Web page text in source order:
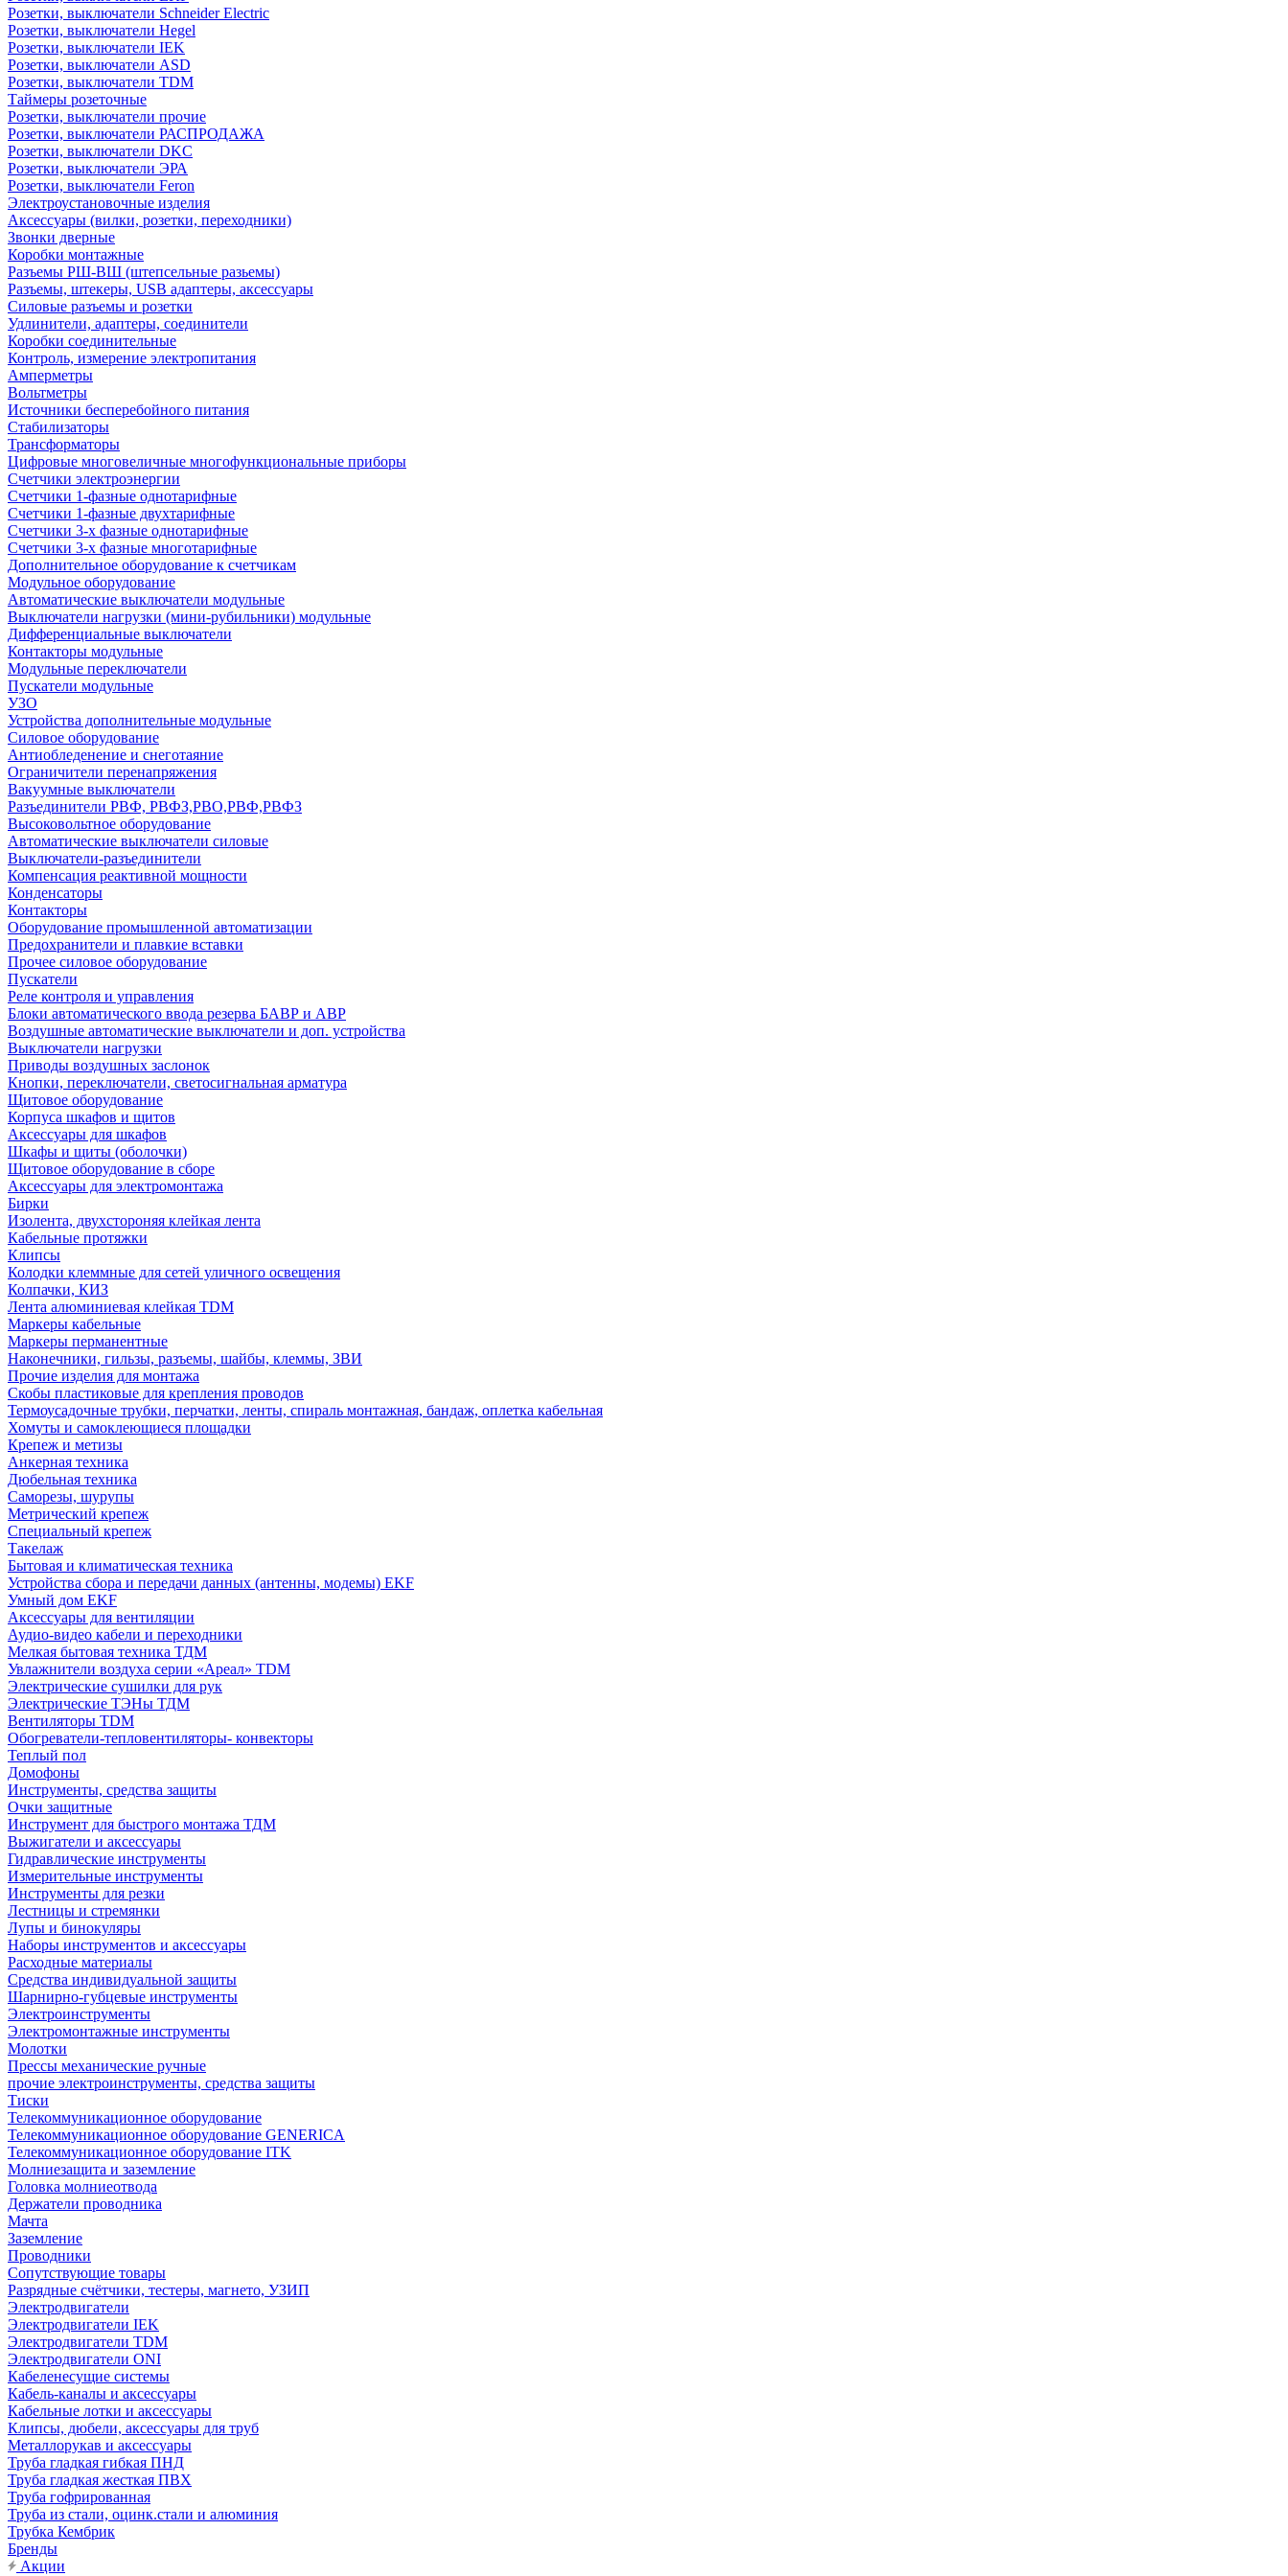
Розетки, выключатели Schneider Electric
Розетки, выключатели Hegel
Розетки, выключатели IEK
Розетки, выключатели ASD
Розетки, выключатели TDM
Таймеры розеточные
Розетки, выключатели прочие
Розетки, выключатели РАСПРОДАЖА
Розетки, выключатели DKC
Розетки, выключатели ЭРА
Розетки, выключатели Feron
Электроустановочные изделия
Аксессуары (вилки, розетки, переходники)
Звонки дверные
Коробки монтажные
Разъемы РШ-ВШ (штепсельные разьемы)
Разъемы, штекеры, USB адаптеры, аксессуары
Силовые разъемы и розетки
Удлинители, адаптеры, соединители
Коробки соединительные
Контроль, измерение электропитания
Амперметры
Вольтметры
Источники бесперебойного питания
Стабилизаторы
Трансформаторы
Цифровые многовеличные многофункциональные приборы
Счетчики электроэнергии
Счетчики 1-фазные однотарифные
Счетчики 1-фазные двухтарифные
Счетчики 3-х фазные однотарифные
Счетчики 3-х фазные многотарифные
Дополнительное оборудование к счетчикам
Модульное оборудование
Автоматические выключатели модульные
Выключатели нагрузки (мини-рубильники) модульные
Дифференциальные выключатели
Контакторы модульные
Модульные переключатели
Пускатели модульные
УЗО
Устройства дополнительные модульные
Силовое оборудование
Антиобледенение и снеготаяние
Ограничители перенапряжения
Вакуумные выключатели
Разъединители РВФ, РВФЗ,РВО,РВФ,РВФЗ
Высоковольтное оборудование
Автоматические выключатели cиловые
Выключатели-разъединители
Компенсация реактивной мощности
Конденсаторы
Контакторы
Оборудование промышленной автоматизации
Предохранители и плавкие вставки
Прочее силовое оборудование
Пускатели
Реле контроля и управления
Блоки автоматического ввода резерва БАВР и АВР
Воздушные автоматические выключатели и доп. устройства
Выключатели нагрузки
Приводы воздушных заслонок
Кнопки, переключатели, светосигнальная арматура
Щитовое оборудование
Корпуса шкафов и щитов
Аксессуары для шкафов
Шкафы и щиты (оболочки)
Щитовое оборудование в сборе
Аксессуары для электромонтажа
Бирки
Изолента, двухстороняя клейкая лента
Кабельные протяжки
Клипсы
Колодки клеммные для сетей уличного освещения
Колпачки, КИЗ
Лента алюминиевая клейкая TDM
Маркеры кабельные
Маркеры перманентные
Наконечники, гильзы, разъемы, шайбы, клеммы, ЗВИ
Прочие изделия для монтажа
Скобы пластиковые для крепления проводов
Термоусадочные трубки, перчатки, ленты, спираль монтажная, бандаж, оплетка кабельная
Хомуты и самоклеющиеся площадки
Крепеж и метизы
Анкерная техника
Дюбельная техника
Саморезы, шурупы
Метрический крепеж
Специальный крепеж
Такелаж
Бытовая и климатическая техника
Устройства сбора и передачи данных (антенны, модемы) EKF
Умный дом EKF
Аксессуары для вентиляции
Аудио-видео кабели и переходники
Мелкая бытовая техника ТДМ
Увлажнители воздуха серии «Ареал» TDM
Электрические сушилки для рук
Электрические ТЭНы ТДМ
Вентиляторы TDM
Обогреватели-тепловентиляторы- конвекторы
Теплый пол
Домофоны
Инструменты, средства защиты
Очки защитные
Инструмент для быстрого монтажа ТДМ
Выжигатели и аксессуары
Гидравлические инструменты
Измерительные инструменты
Инструменты для резки
Лестницы и стремянки
Лупы и бинокуляры
Наборы инструментов и аксессуары
Расходные материалы
Средства индивидуальной защиты
Шарнирно-губцевые инструменты
Электроинструменты
Электромонтажные инструменты
Молотки
Прессы механические ручные
прочие электроинструменты, средства защиты
Тиски
Телекоммуникационное оборудование
Телекоммуникационное оборудование GENERICA
Телекоммуникационное оборудование ITK
Молниезащита и заземление
Головка молниеотвода
Держатели проводника
Мачта
Заземление
Проводники
Сопутствующие товары
Разрядные счётчики, тестеры, магнето, УЗИП
Электродвигатели
Электродвигатели IEK
Электродвигатели TDM
Электродвигатели ONI
Кабеленесущие системы
Кабель-каналы и аксессуары
Кабельные лотки и аксессуары
Клипсы, дюбели, аксессуары для труб
Металлорукав и аксессуары
Труба гладкая гибкая ПНД
Труба гладкая жесткая ПВХ
Труба гофрированная
Труба из стали, оцинк.стали и алюминия
Трубка Кембрик
Бренды
Акции